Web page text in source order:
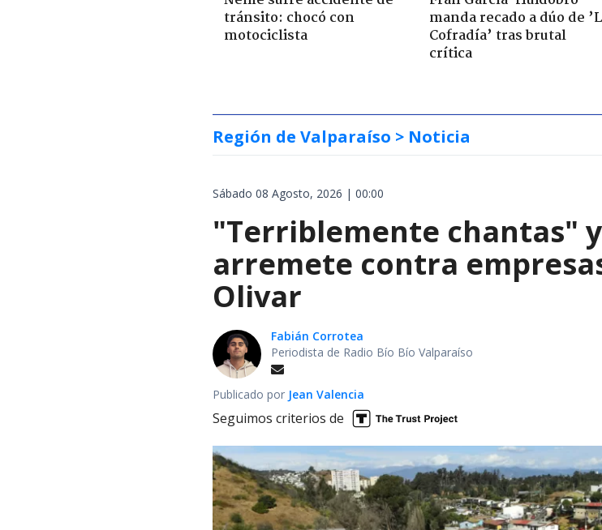
tránsito: chocó con
motociclista
manda recado a dúo de
Cofradía’ tras brutal
crítica
Región de Valparaíso > Noticia
Sábado 08 Agosto, 2026 | 00:00
"Terriblemente chantas"
arremete contra
Olivar
Fabián Corrotea
Periodista de Radio Bío Bío Valparaíso
Publicado por Jean Valencia
Seguimos criterios de